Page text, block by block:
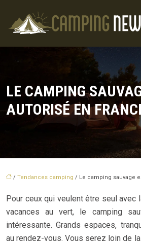
LE CAMPING
AUTORISÉ EN
/ Tendances camping / Le camping sauvage
Pour ceux qui veulent être seul avec
vacances au vert, le camping
intéressante. Grands espaces,
au rendez-vous. Vous serez loin de